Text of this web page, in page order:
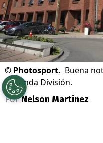
© Photosport. Buena
Segunda División.
Por Nelson Martinez